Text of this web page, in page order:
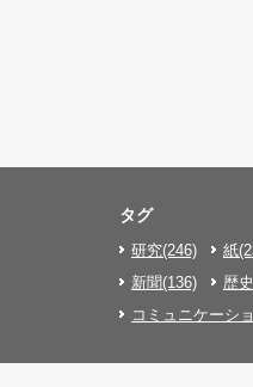
タグ
研究(246) 紙
新聞(136)
歴
コミュニケーシ